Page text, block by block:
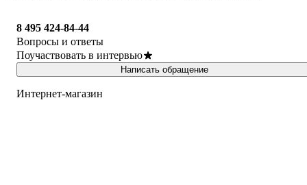
8 495 424-84-44
Вопросы и ответы
Поучаствовать в интервью
Написать обращение
Интернет-магазин